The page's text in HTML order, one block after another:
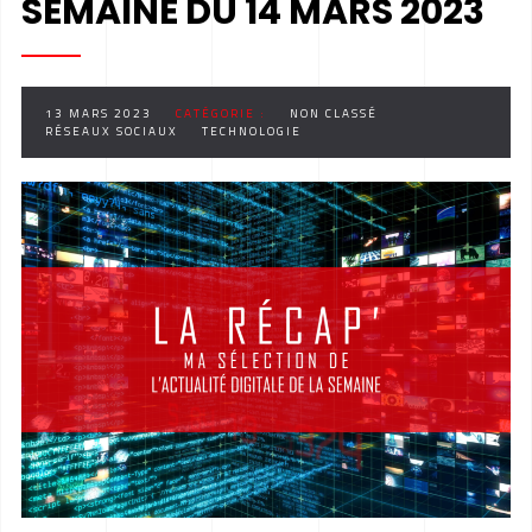
SEMAINE DU 14 MARS 2023
13 MARS 2023 CATÉGORIE :
NON CLASSÉ
RÉSEAUX SOCIAUX
TECHNOLOGIE